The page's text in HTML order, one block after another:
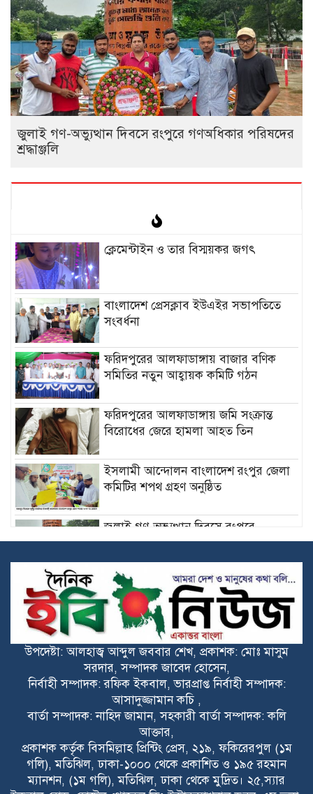
‎জুলাই গণ-অভ্যুত্থান দিবসে রংপুরে গণঅধিকার পরিষদের
শ্রদ্ধাঞ্জলি ‎
ক্লেমেন্টাইন ও তার বিস্ময়কর জগৎ
বাংলাদেশ প্রেসক্লাব ইউএইর সভাপতিতে
সংবর্ধনা
ফরিদপুরের আলফাডাঙ্গায় বাজার বণিক
সমিতির নতুন আহ্বায়ক কমিটি গঠন
ফরিদপুরের আলফাডাঙ্গায় জমি সংক্রান্ত
বিরোধের জেরে হামলা আহত তিন
ইসলামী আন্দোলন বাংলাদেশ রংপুর জেলা
কমিটির শপথ গ্রহণ অনুষ্ঠিত
‎জুলাই গণ-অভ্যুত্থান দিবসে রংপুরে
গণঅধিকার পরিষদের শ্রদ্ধাঞ্জলি ‎
‎শহীদদের আত্মত্যাগ বৃথা যেতে দেওয়া হবে
না: মুফতি সালেহ আহমাদ মুহিত ‎
মোরেলগঞ্জে জুলাই গণঅভ্যুত্থান দিবস
পালিত
মোরেলগঞ্জে জুলাই গণঅভ্যুত্থান দিবস
উপলক্ষে জামায়াতের পথসভা
হাজীগঞ্জের বেলঘরে প্রবাসী স্ত্রীর মৃত্যুকে
ঘিরে ধোঁয়াশা, পাল্টাপাল্টি অভিযোগ
উপদেষ্টা: আলহাজ্ব আব্দুল জববার শেখ, প্রকাশক: মোঃ মাসুম
সরদার, সম্পাদক জাবেদ হোসেন,
নির্বাহী সম্পাদক: রফিক ইকবাল, ভারপ্রাপ্ত নির্বাহী সম্পাদক:
আসাদুজ্জামান কচি ,
বার্তা সম্পাদক: নাহিদ জামান, সহকারী বার্তা সম্পাদক: কলি
আক্তার,
প্রকাশক কর্তৃক বিসমিল্লাহ প্রিন্টিং প্রেস, ২১৯, ফকিরেরপুল (১ম
গলি), মতিঝিল, ঢাকা-১০০০ থেকে প্রকাশিত ও ১৯৫ রহমান
ম্যানশন, (১ম গলি), মতিঝিল, ঢাকা থেকে মুদ্রিত। ২৫,স্যার